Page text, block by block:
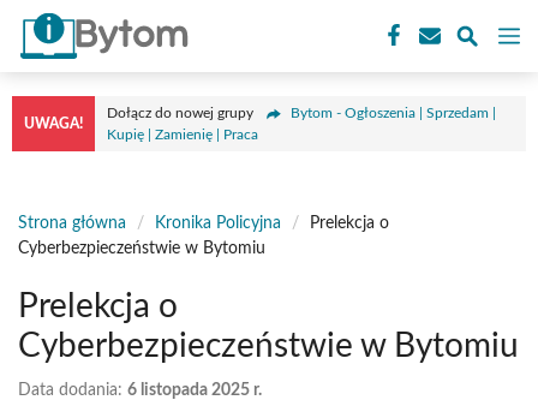
Przejdź
treści
UWAGA!
Dołącz do nowej grupy
Bytom - Ogłoszenia | Sprzedam |
Kupię | Zamienię | Praca
Strona główna / Kronika Policyjna /
Prelekcja o
Cyberbezpieczeństwie w Bytomiu
Prelekcja o
Cyberbezpieczeństwie w Bytomiu
Data dodania: 6 listopada 2025 r.